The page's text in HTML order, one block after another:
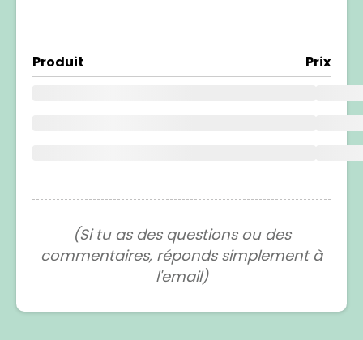
Produit Prix
(Si tu as des questions ou des
commentaires, réponds simplement à
l'email)